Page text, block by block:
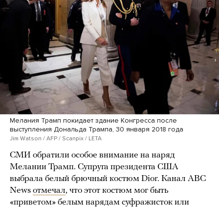
Мелания Трамп покидает здание Конгресса после
выступления Дональда Трампа, 30 января 2018 года
Jim Watson / AFP / Scanpix / LETA
СМИ обратили особое внимание на наряд
Мелании Трамп. Супруга президента США
выбрала белый брючный костюм Dior. Канал ABC
News отмечал, что этот костюм мог быть
«приветом» белым нарядам суфражисток или